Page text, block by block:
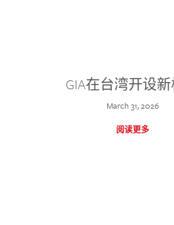
GIA在台湾开设
March 31, 2026
阅读更多